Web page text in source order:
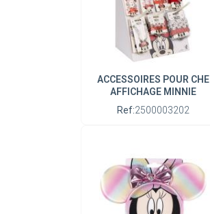
ACCESSOIRES POUR CHE
AFFICHAGE MINNIE
Ref:2500003202